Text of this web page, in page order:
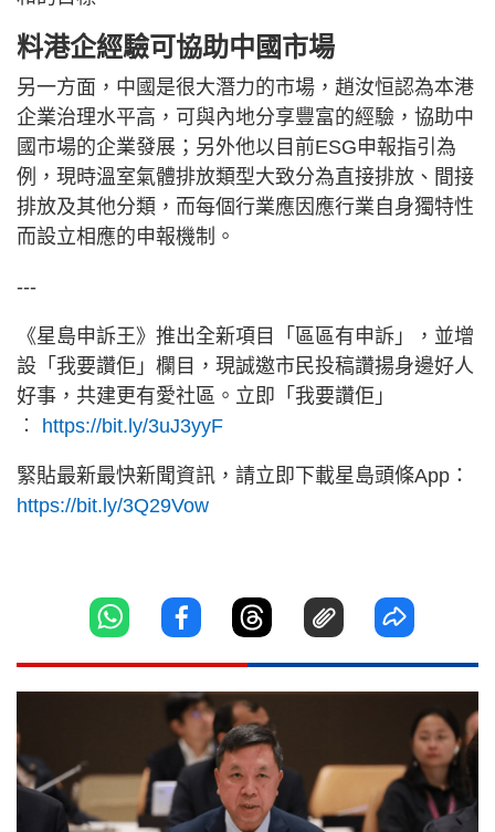
料港企經驗可協助中國市場
另一方面，中國是很大潛力的市場，趙汝恒認為本港
企業治理水平高，可與內地分享豐富的經驗，協助中
國市場的企業發展；另外他以目前ESG申報指引為
例，現時溫室氣體排放類型大致分為直接排放、間接
排放及其他分類，而每個行業應因應行業自身獨特性
而設立相應的申報機制。
---
《星島申訴王》推出全新項目「區區有申訴」，並增
設「我要讚佢」欄目，現誠邀市民投稿讚揚身邊好人
好事，共建更有愛社區。立即「我要讚佢」
︰
https://bit.ly/3uJ3yyF
緊貼最新最快新聞資訊，請立即下載星島頭條App：
https://bit.ly/3Q29Vow